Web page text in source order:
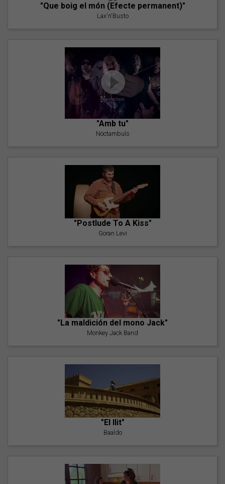
"Que boig el món (Efecte permanent)"
Lax'n'Busto
"Amb tu"
Nöctambuls
"Postlude To A Kiss"
Goran Levi
"La maldición del mono Jack"
Monkey Jack Band
"El llit"
Baaldo